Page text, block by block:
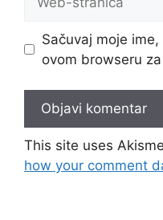
stranica
Sačuvaj moje
ovom browseru
This site uses
how your comment